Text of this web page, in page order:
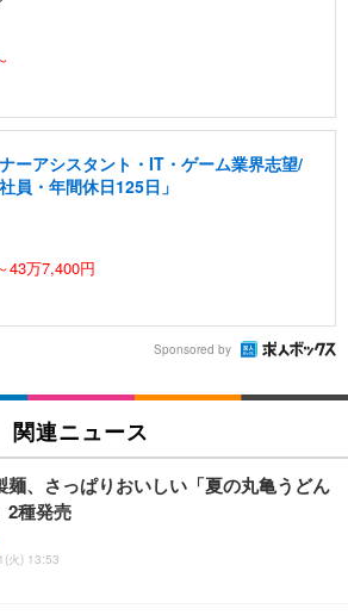
ーアシスタント・IT・ゲーム業界志望/
員・年間休日125日」
43万7,400円
Sponsored by
関連ニュース
麺、さっぱりおいしい「夏の丸亀うどん
2種発売
火) 13:53